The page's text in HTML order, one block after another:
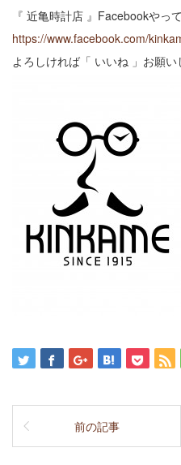
『 近亀時計店 』Facebookやっ
https://www.facebook.com/
よろしければ「 いいね 」お願
前の記事